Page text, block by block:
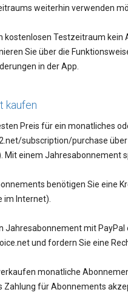
weiterhin verwenden
kostenlosen Testzeitraum
Sie über die
in der App.
kaufen
Preis für ein monatliches
subscription/purchase
Mit einem Jahresabonnement
benötigen Sie eine
im Internet).
Jahresabonnement mit
und fordern Sie eine
monatliche
Zahlung für Abonnements